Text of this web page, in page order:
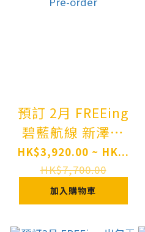
預訂 2月 FREEing
碧藍航線 新澤西
交流宿舍Ver B-
style Azur Lane
New Jersey
Private Quarters
HK$3,920.00 ~ HK...
HK$7,700.00
加入購物車